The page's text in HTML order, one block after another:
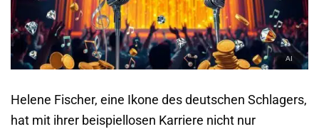
Helene Fischer, eine Ikone des deutschen Schlagers,
hat mit ihrer beispiellosen Karriere nicht nur